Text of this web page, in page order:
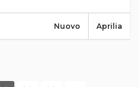
Aprilia
Nuovo